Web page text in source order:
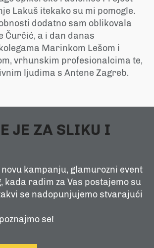
Lakuš itekako su mi pomogle.
dodatno sam oblikovala
Čurčić, a i dan danas
Marinkom Lešom i
vrhunskim profesionalcima te,
ljudima s Antene Zagreb.
JE ZA SLIKU I
kampanju, glamurozni event
kada radim za Vas postajemo su
se nadopunjujemo stvarajući
se!